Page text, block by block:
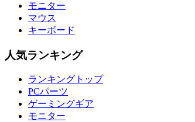
モニター
マウス
キーボード
人気ランキング
ランキングトップ
PCパーツ
ゲーミングギア
モニター